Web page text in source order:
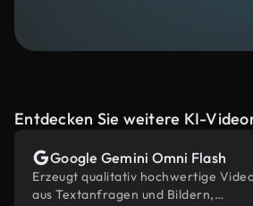
Entdecken Sie weitere KI-
Google Gemini Omni Flash
Erzeugt qualitativ hochwertige
aus Textanfragen und Bildern,